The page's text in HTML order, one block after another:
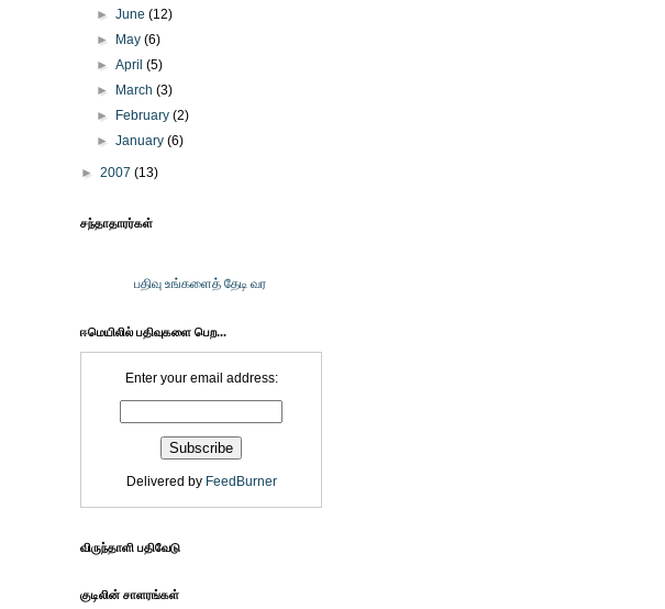
►June(12)
►
May(6)
►April(5)
►
March(3)
►
February(2)
►January(6)
► 2007 (13)
சந்தாதாரர்கள்
பதிவு உங்களைத் தேடி வர
ஈமெயிலில் பதிவுகளை பெற...
Enter your email address:
Delivered by FeedBurner
விருந்தாளி பதிவேடு
குடிலின் சாளரங்கள்